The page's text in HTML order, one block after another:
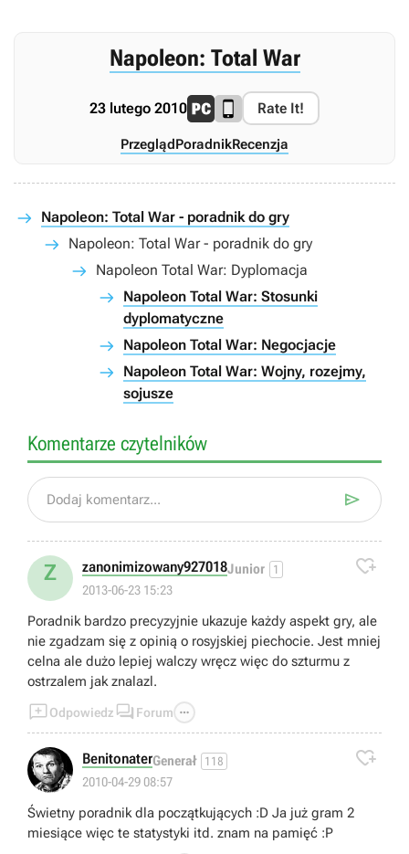
Napoleon: Total War
23 lutego 2010 Rate It!
PrzeglądPoradnikRecenzja
Napoleon: Total War - poradnik do gry
Napoleon: Total War - poradnik do gry
Napoleon Total War: Dyplomacja
Napoleon Total War: Stosunki
dyplomatyczne
Napoleon Total War: Negocjacje
Napoleon Total War: Wojny, rozejmy,
sojusze
Komentarze czytelników
Dodaj komentarz... 
Z zanonimizowany927018Junior 1
2013-06-23 15:23

Poradnik bardzo precyzyjnie ukazuje każdy aspekt gry, ale
nie zgadzam się z opinią o rosyjskiej piechocie. Jest mniej
celna ale dużo lepiej walczy wręcz więc do szturmu z
ostrzalem jak znalazl.
Odpowiedz  Forum 
BenitonaterGenerał 118
2010-04-29 08:57

Świetny poradnik dla początkujących :D Ja już gram 2
miesiące więc te statystyki itd. znam na pamięć :P